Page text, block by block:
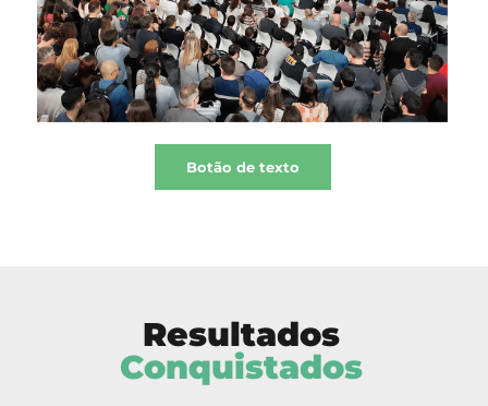
Botão de texto
Resultados
Conquistados